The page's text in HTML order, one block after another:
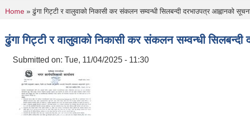
You are here
Home » ढुंगा गिट्टी र वालुवाको निकासी कर संकलन सम्वन्धी सिलबन्दी दरभाउपत्र आह्वानको
ढुंगा गिट्टी र वालुवाको निकासी कर संकलन सम्वन्धी
Submitted on: Tue, 11/04/2025 - 11:30